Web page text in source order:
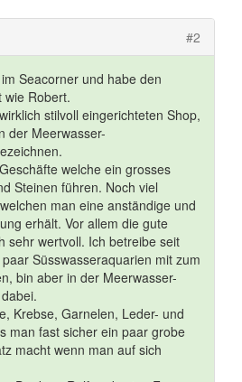
#2
Seacorner und habe den
wie Robert.
stilvoll eingerichteten Shop,
der Meerwasser-
welche ein grosses
Steinen führen. Noch viel
man eine anständige und
erhält. Vor allem die gute
sehr wertvoll. Ich betreibe seit
Süsswasseraquarien mit zum
bin aber in der Meerwasser-
Krebse, Garnelen, Leder- und
man fast sicher ein paar grobe
macht wenn man auf sich